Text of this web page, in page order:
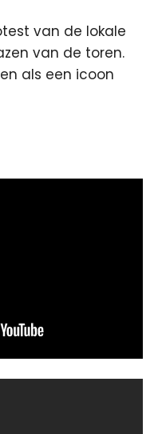
van de lokale
van de toren.
als een icoon